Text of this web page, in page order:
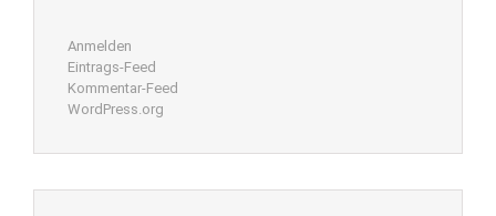
Anmelden
Eintrags-Feed
Kommentar-Feed
WordPress.org